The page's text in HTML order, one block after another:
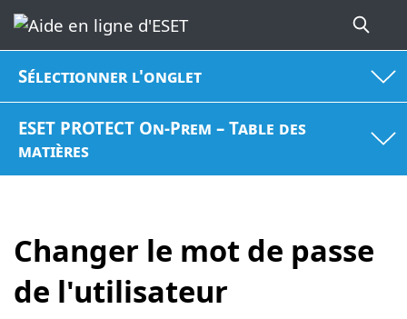
Sélectionner l'onglet
ESET PROTECT On-Prem – Table des
matières
Changer le mot de passe
de l'utilisateur